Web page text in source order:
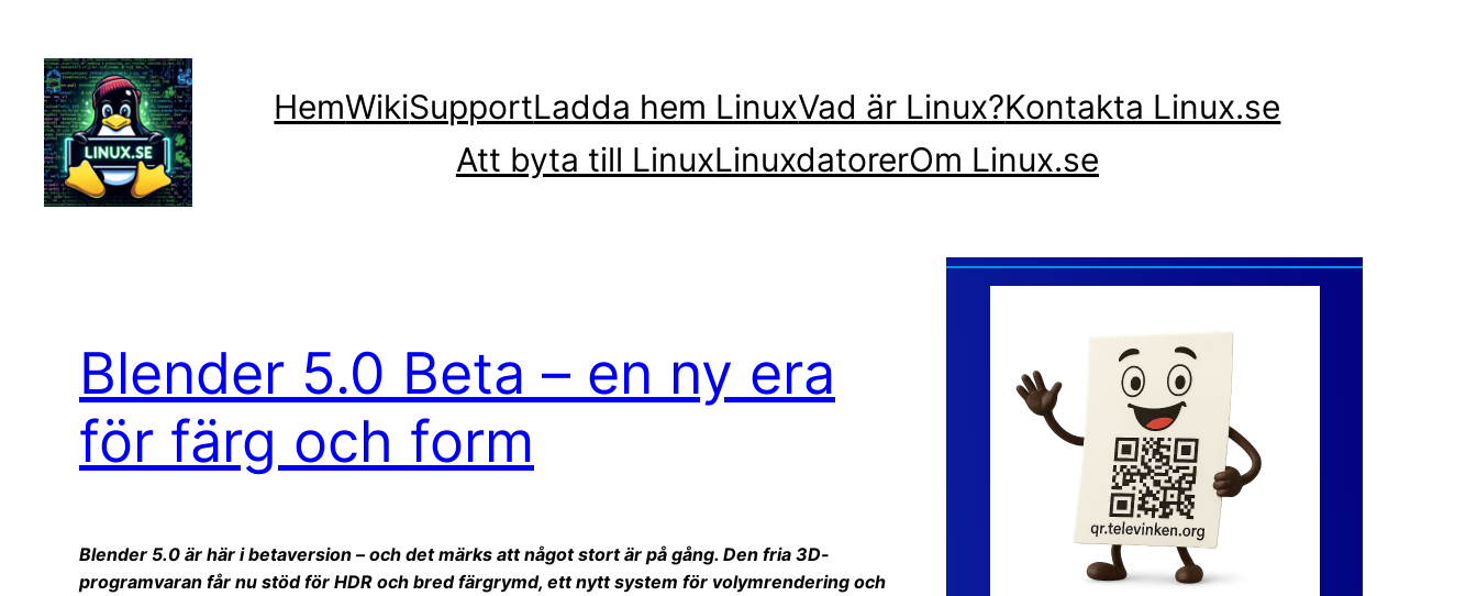
innehåll
HemWikiSupportLadda hem LinuxVad är Linux?Kontakta Linux.se
Att byta till LinuxLinuxdatorerOm Linux.se
Blender 5.0 Beta – en ny era
för färg och form
Blender 5.0 är här i betaversion – och det märks att något stort är på gång. Den fria 3D-
programvaran får nu stöd för HDR och bred färgrymd, ett nytt system för volymrendering och